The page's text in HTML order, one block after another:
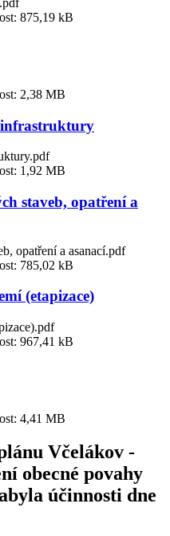
875,19 kB
2,38 MB
infrastruktury
1,92 MB
staveb, opatření a
opatření a asanací.pdf
785,02 kB
(etapizace)
967,41 kB
4,41 MB
Včelákov -
obecné povahy
účinnosti dne